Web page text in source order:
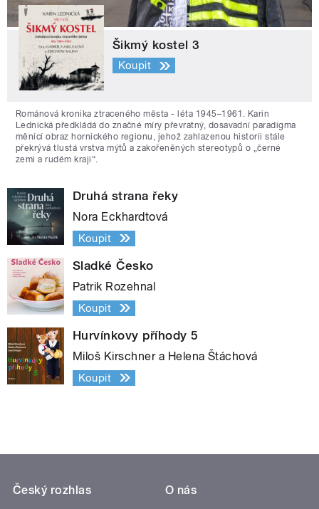
Šikmý kostel 3
Koupit
Románová kronika ztraceného města - léta 1945–1961. Karin
Lednická předkládá do značné míry převratný, dosavadní paradigma
měnící obraz hornického regionu, jehož zahlazenou historii stále
překrývá tlustá vrstva mýtů a zakořeněných stereotypů o „černé
zemi a rudém kraji“.
Druhá strana řeky
Nora Eckhardtová
Koupit
Sladké Česko
Patrik Rozehnal
Koupit
Hurvínkovy příhody 5
Miloš Kirschner a Helena Štáchová
Koupit
Český rozhlas
O nás